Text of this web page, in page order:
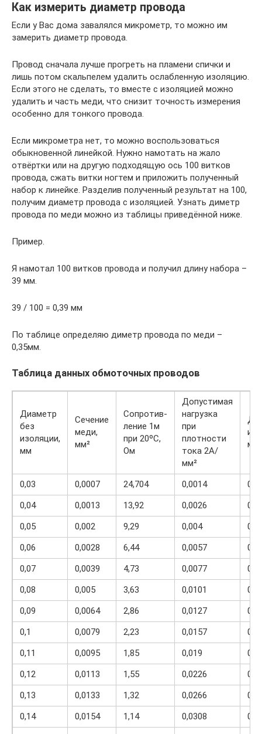
Как измерить диаметр провода
Если у Вас дома завалялся микрометр, то можно им
замерить диаметр провода.
Провод сначала лучше прогреть на пламени спички и
лишь потом скальпелем удалить ослабленную изоляцию.
Если этого не сделать, то вместе с изоляцией можно
удалить и часть меди, что снизит точность измерения
особенно для тонкого провода.
Если микрометра нет, то можно воспользоваться
обыкновенной линейкой. Нужно намотать на жало
отвёртки или на другую подходящую ось 100 витков
провода, сжать витки ногтем и приложить полученный
набор к линейке. Разделив полученный результат на 100,
получим диаметр провода с изоляцией. Узнать диметр
провода по меди можно из таблицы приведённой ниже.
Пример.
Я намотал 100 витков провода и получил длину набора –
39 мм.
39 / 100 = 0,39 мм
По таблице определяю диметр провода по меди –
0,35мм.
Таблица данных обмоточных проводов
Диаметр
без
изоляции,
мм
Сечение
меди,
мм²
Сопротив-
ление 1м
при 20ºС,
Ом
Допустимая
нагрузка
при
плотности
тока 2А/
мм²
мм
0,03 0,0007 24,704 0,0014
0,04
0,0013 13,92 0,0026
0,05
0,002 9,29 0,004
0,06
0,0028 6,44 0,0057
0,07
0,0039 4,73 0,0077
0,08
0,005 3,63 0,0101
0,09
0,0064 2,86 0,0127
0,1
0,0079 2,23 0,0157
0,11
0,0095 1,85 0,019
0,12
0,0113 1,55 0,0226
0,13
0,0133 1,32 0,0266
0,14
0,0154 1,14 0,0308